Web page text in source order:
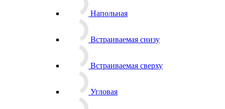
Напольная
Встраиваемая снизу
Встраиваемая сверху
Угловая